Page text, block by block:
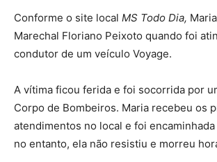
Conforme o site local MS Todo Dia,
Marechal Floriano Peixoto quando foi
condutor de um veículo Voyage.
A vítima ficou ferida e foi socorrida por
Corpo de Bombeiros. Maria recebeu os
atendimentos no local e foi
no entanto, ela não resistiu e morreu